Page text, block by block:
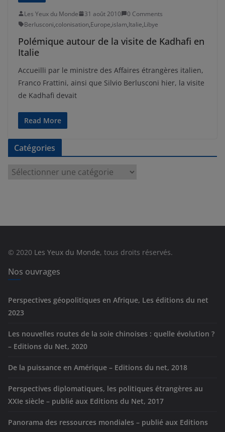
Les Yeux du Monde 31 août 2010
0 Comments
Berlusconi,colonisation,Europe,islam,Italie,Libye
Polémique autour de la visite de Kadhafi en
Italie
Accueilli par le ministre des Affaires étrangères italien,
Franco Frattini, ainsi que Silvio Berlusconi hier, la visite
de Kadhafi devait
Read More
Catégories
e
s
© 2020 Les Yeux du Monde, tous droits réservés.
Nos ouvrages
Perspectives géopolitiques en Afrique, Les éditions du net
2023
Les nouvelles routes de la soie chinoises : quelle évolution ?
– Editions du Net, 2020
De la puissance en Amérique – Editions du net, 2018
Perspectives diplomatiques, les politiques étrangères au
XXIe siècle – publié aux Editions du Net, 2017
Panorama des ressources mondiales – publié aux Editions